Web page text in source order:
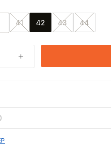
41 42 43 44